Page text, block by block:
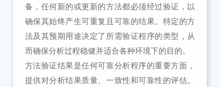
备，任何新的或更新的方法都必须经过验证，以
确保其始终产生可重复且可靠的结果。特定的方
法及其预期用途决定了所需验证程序的类型，从
而确保分析过程稳健并适合各种环境下的目的。
方法验证结果是任何可靠分析程序的重要方面，
提供对分析结果质量、一致性和可靠性的评估。